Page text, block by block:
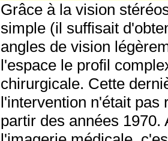
Grâce à la vision
simple (il suffisait
angles de vision
l'espace le profil
chirurgicale. Cette
l'intervention n'était pas
partir des années